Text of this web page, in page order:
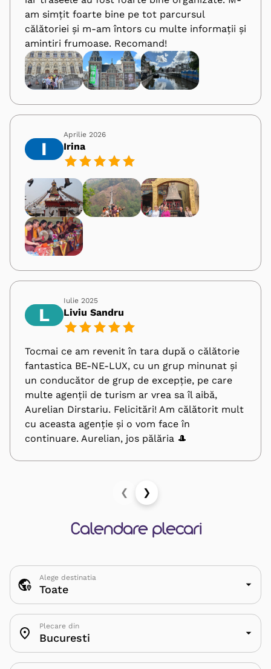
am simțit foarte bine pe tot parcursul
călătoriei și m-am întors cu multe informații și
amintiri frumoase. Recomand!
I
Aprilie 2026
Irina
L
Iulie 2025
Liviu Sandru
Tocmai ce am revenit în tara după o călătorie
fantastica BE-NE-LUX, cu un grup minunat și
un conducător de grup de excepție, pe care
multe agenții de turism ar vrea sa îl aibă,
Aurelian Dirstariu. Felicitări! Am călătorit mult
cu aceasta agenție și o vom face în
continuare. Aurelian, jos pălăria 🎩
❮ ❯
Calendare plecari
Alege destinatia
Toate
Plecare din
Bucuresti